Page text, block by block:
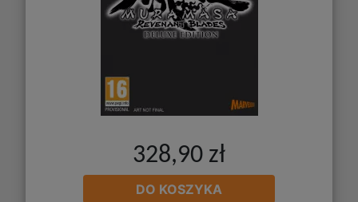
328,90 zł
DO KOSZYKA